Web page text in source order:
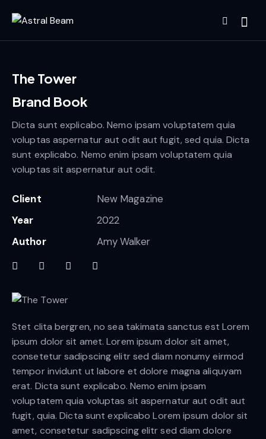
The Tower
Brand Book
Dicta sunt explicabo. Nemo ipsam voluptatem quia
voluptas aspernatur aut odit aut fugit, sed quia. Dicta
sunt explicabo. Nemo enim ipsam voluptatem quia
voluptas sit aspernatur aut odit.
Client
New Magazine
Year
2022
Author
Amy Walker
Stet clita bergren, no sea takimata sanctus est Lorem
ipsum dolor sit amet. Lorem ipsum dolor sit amet,
consetetur sadipscing elitr sed diam nonumy eirmod
tempor invidunt ut labore et dolore magna aliquyam
erat. Dicta sunt explicabo. Nemo enim ipsam
voluptatem quia voluptas sit aspernatur aut odit aut
fugit, quia. Dicta sunt explicabo Lorem ipsum dolor sit
amet, consetetur sadipscing elitr sed diam dolore